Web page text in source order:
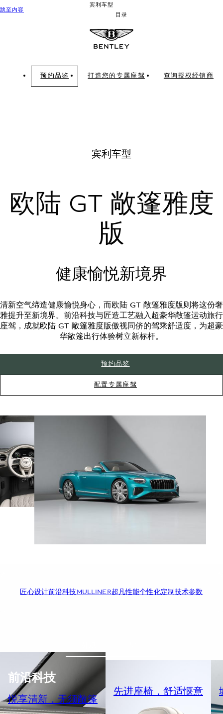
跳至内容
宾利车型
目录
预约品鉴 打造您的专属座驾 查询授权经销商
宾利车型
欧陆 GT 敞篷雅度
版
健康愉悦新境界
清新空气缔造健康愉悦身心，而欧陆 GT 敞篷雅度版则将这份奢
雅提升至新境界。前沿科技与匠造工艺融入超豪华敞篷运动旅行
座驾，成就欧陆 GT 敞篷雅度版傲视同侪的驾乘舒适度，为超豪
华敞篷出行体验树立新标杆。
预约品鉴
配置专属座驾
匠心设计前沿科技MULLINER超凡性能个性化定制 技术参数
前沿科技
悦享清新，无须敞篷
先进座椅，舒适惬意